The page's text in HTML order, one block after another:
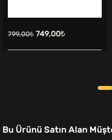
799,00₺ Orijinal
fiyat:
749,00₺Şu
andaki
Bu Ürünü Satın Alan